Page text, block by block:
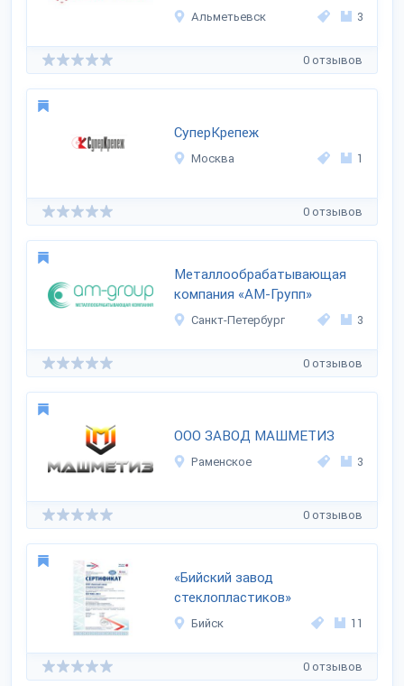
Альметьевск 3
0 отзывов
СуперКрепеж
Москва 1
0 отзывов
Металлообрабатывающая
компания «АМ-Групп»
Санкт-Петербург 3
0 отзывов
ООО ЗАВОД МАШМЕТИЗ
Раменское 3
0 отзывов
«Бийский завод
стеклопластиков»
Бийск 11
0 отзывов